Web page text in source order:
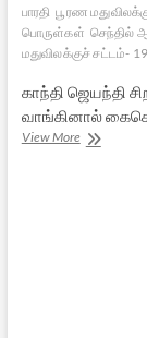
பாரதி பூரண
பொருள்கள் செந்தில்
மதுவிலக்குச் சட்டம்-
காந்தி ஜெயந்தி
வாங்கினால்
View Moreமதுவை